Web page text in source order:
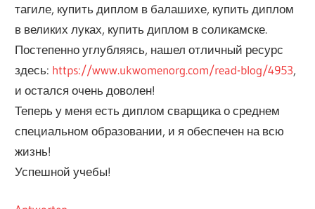
тагиле, купить диплом в балашихе, купить диплом
в великих луках, купить диплом в соликамске.
Постепенно углубляясь, нашел отличный ресурс
здесь: https://www.ukwomenorg.com/read-blog/4953,
и остался очень доволен!
Теперь у меня есть диплом сварщика о среднем
специальном образовании, и я обеспечен на всю
жизнь!
Успешной учебы!